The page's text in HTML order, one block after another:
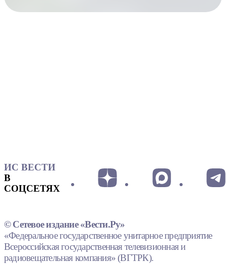
ИС ВЕСТИ
В
СОЦСЕТЯХ
© Сетевое издание «Вести.Ру»
«Федеральное государственное унитарное предприятие
Всероссийская государственная телевизионная и
радиовещательная компания» (ВГТРК).